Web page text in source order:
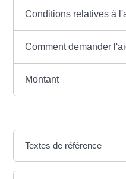
Conditions relatives à
Comment demander
Montant
Textes de référence